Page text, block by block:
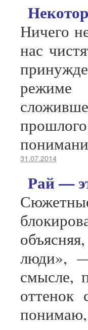
Ничего
нас
режиме
31.07.2014
Рай —
люди»,
смысле,